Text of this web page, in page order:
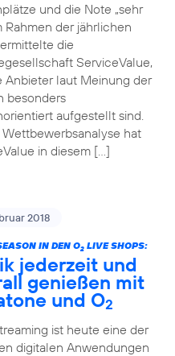
und die Note „sehr
Rahmen der jährlichen
die
ServiceValue,
Anbieter laut Meinung der
besonders
aufgestellt sind.
Wettbewerbsanalyse hat
in diesem […]
2018
IN DEN O2LIVE SHOPS:
jederzeit und
genießen mit
und O2
ist heute eine der
digitalen Anwendungen